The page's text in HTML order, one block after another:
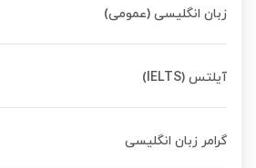
زبان انگلیسی (عمومی)
آیلتس (IELTS)
گرامر زبان انگلیسی